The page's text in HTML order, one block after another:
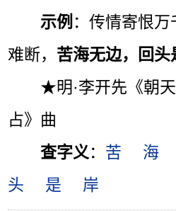
示例 ：传情寄恨
难断， 苦海无边，回头
★明·李开先《朝
占》曲
查字义 ： 苦 海
头
是 岸